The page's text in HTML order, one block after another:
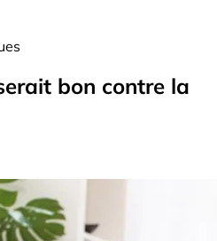
bon contre la